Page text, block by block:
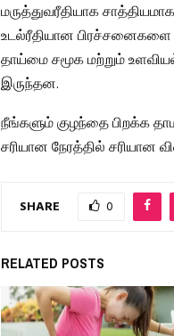
மருத்துவரீதியாக
உடல்ரீதியான
தாய்மை சமூக மற்றும்
இருந்தன.
நீங்களும் குழந்தை பிறக்க
சரியான நேரத்தில் சரியான
SHARE 0
RELATED POSTS